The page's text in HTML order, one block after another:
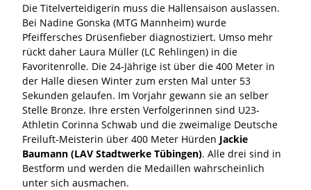
Die Titelverteidigerin muss die Hallensaison auslassen.
Bei Nadine Gonska (MTG Mannheim) wurde
Pfeiffersches Drüsenfieber diagnostiziert. Umso mehr
rückt daher Laura Müller (LC Rehlingen) in die
Favoritenrolle. Die 24-Jährige ist über die 400 Meter in
der Halle diesen Winter zum ersten Mal unter 53
Sekunden gelaufen. Im Vorjahr gewann sie an selber
Stelle Bronze. Ihre ersten Verfolgerinnen sind U23-
Athletin Corinna Schwab und die zweimalige Deutsche
Freiluft-Meisterin über 400 Meter Hürden Jackie
Baumann (LAV Stadtwerke Tübingen). Alle drei sind in
Bestform und werden die Medaillen wahrscheinlich
unter sich ausmachen.